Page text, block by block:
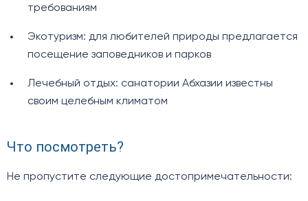
требованиям
Экотуризм: для любителей природы предлагается
посещение заповедников и парков
Лечебный отдых: санатории Абхазии известны
своим целебным климатом
Что посмотреть?
Не пропустите следующие достопримечательности: